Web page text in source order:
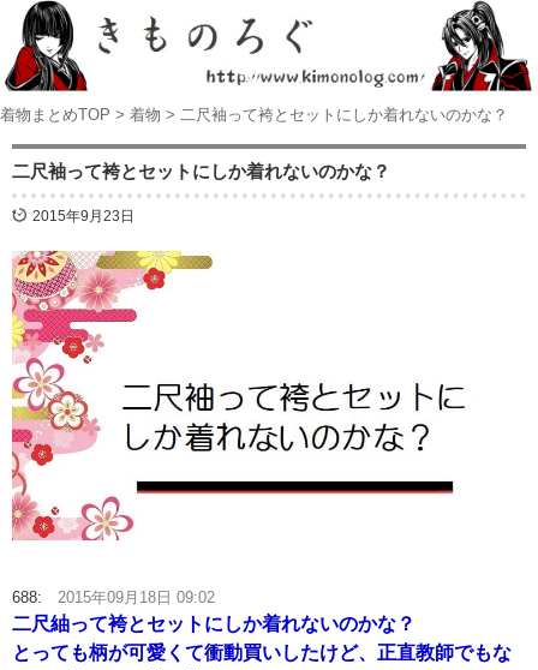
着物まとめTOP > 着物 > 二尺袖って袴とセットにしか着れないのかな？
二尺袖って袴とセットにしか着れないのかな？
2015年9月23日
688: 2015年09月18日 09:02
二尺紬って袴とセットにしか着れないのかな？
とっても柄が可愛くて衝動買いしたけど、正直教師でもな